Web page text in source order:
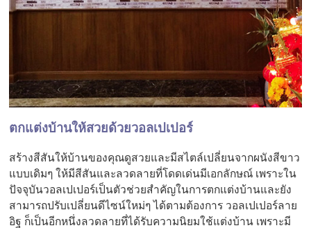
ตกแต่งบ้านให้สวยด้วยวอลเปเปอร์
สร้างสีสันให้บ้านของคุณดูสวยและมีสไตล์เปลี่ยนจากผนังสีขาว
แบบเดิมๆ ให้มีสีสันและลวดลายที่โดดเด่นมีเอกลักษณ์ เพราะใน
ปัจจุบันวอลเปเปอร์เป็นตัวช่วยสำคัญในการตกแต่งบ้านและยัง
สามารถปรับเปลี่ยนดีไซน์ใหม่ๆ ได้ตามต้องการ วอลเปเปอร์ลาย
อิฐ ก็เป็นอีกหนึ่งลวดลายที่ได้รับความนิยมใช้แต่งบ้าน เพราะมี